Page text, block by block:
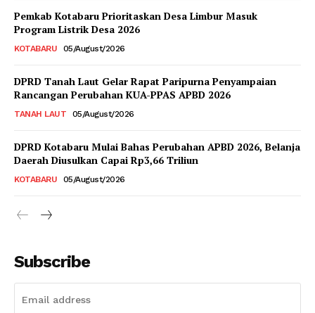
Pemkab Kotabaru Prioritaskan Desa Limbur Masuk
Program Listrik Desa 2026
KOTABARU 05/August/2026
DPRD Tanah Laut Gelar Rapat Paripurna Penyampaian
Rancangan Perubahan KUA-PPAS APBD 2026
TANAH LAUT 05/August/2026
DPRD Kotabaru Mulai Bahas Perubahan APBD 2026, Belanja
Daerah Diusulkan Capai Rp3,66 Triliun
KOTABARU 05/August/2026
Subscribe